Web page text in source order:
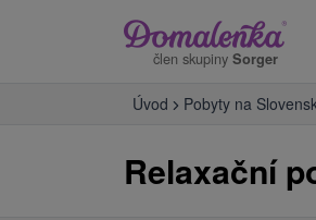
člen skupiny Sorger
Úvod Pobyty na
Relaxační